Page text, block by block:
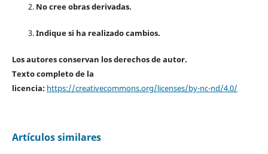
No cree obras derivadas.
Indique si ha realizado cambios.
Los autores conservan los derechos de autor.
Texto completo de la
licencia: https://creativecommons.org/licenses/by-nc-nd/4.0/
Artículos similares